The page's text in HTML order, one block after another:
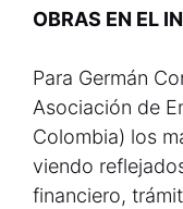
OBRAS EN EL
Para Germán
Asociación de
Colombia) los
viendo
financiero,